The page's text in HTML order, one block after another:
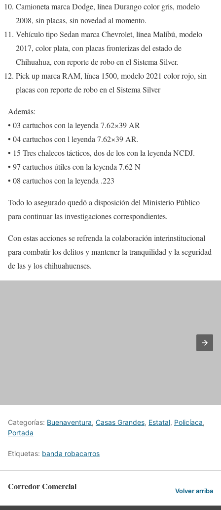
Camioneta marca Dodge, línea Durango color gris, modelo
2008, sin placas, sin novedad al momento.
Vehículo tipo Sedan marca Chevrolet, línea Malibú, modelo
2017, color plata, con placas fronterizas del estado de
Chihuahua, con reporte de robo en el Sistema Silver.
Pick up marca RAM, línea 1500, modelo 2021 color rojo, sin
placas con reporte de robo en el Sistema Silver
Además:
• 03 cartuchos con la leyenda 7.62×39 AR
• 04 cartuchos con l leyenda 7.62×39 AR.
• 15 Tres chalecos tácticos, dos de los con la leyenda NCDJ.
• 97 cartuchos útiles con la leyenda 7.62 N
• 08 cartuchos con la leyenda .223
Todo lo asegurado quedó a disposición del Ministerio Público
para continuar las investigaciones correspondientes.
Con estas acciones se refrenda la colaboración interinstitucional
para combatir los delitos y mantener la tranquilidad y la seguridad
de las y los chihuahuenses.
Categorías: Buenaventura, Casas Grandes, Estatal, Policíaca,
Portada
Etiquetas: banda robacarros
Corredor Comercial Volver arriba